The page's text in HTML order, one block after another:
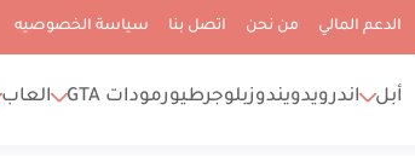
الدعم المالي من نحن اتصل بنا سياسة الخصوصيه
أبل اندرويدويندوزبلوجرطيورمودات GTA العاب